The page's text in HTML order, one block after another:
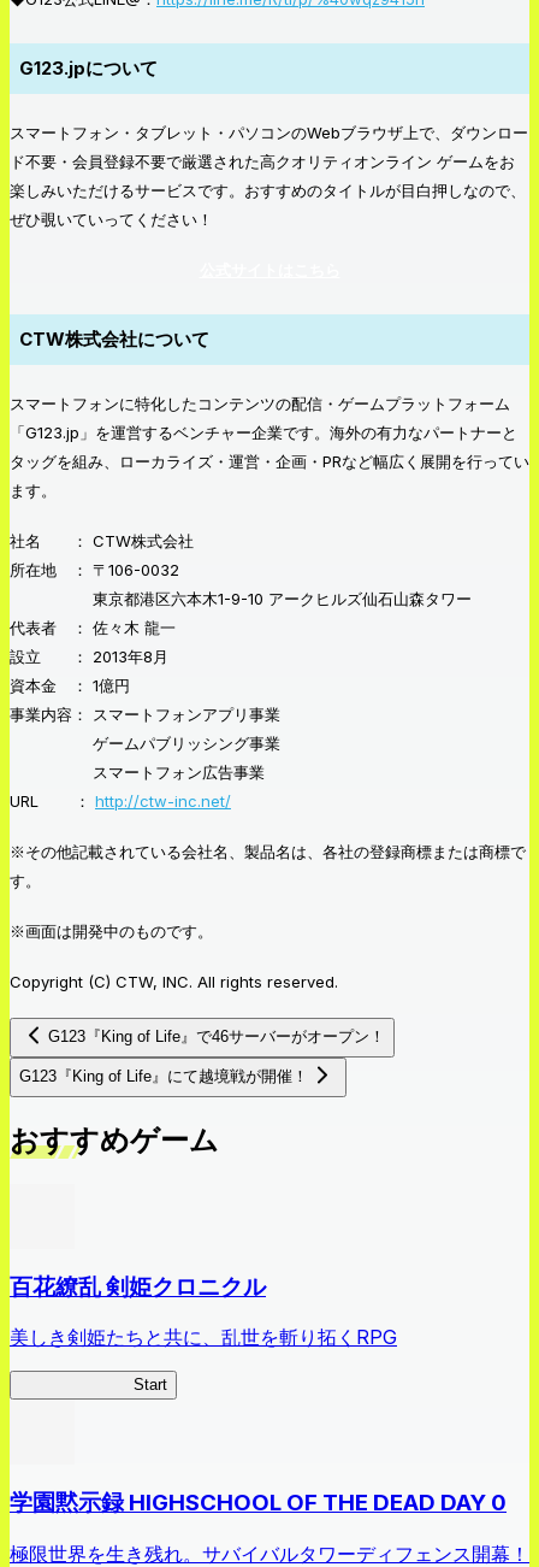
G123.jpについて
スマートフォン・タブレット・パソコンのWebブラウザ上で、ダウンロー
ド不要・会員登録不要で厳選された高クオリティオンライン ゲームをお
楽しみいただけるサービスです。おすすめのタイトルが目白押しなので、
ぜひ覗いていってください！
CTW株式会社について
スマートフォンに特化したコンテンツの配信・ゲームプラットフォーム
「G123.jp」を運営するベンチャー企業です。海外の有力なパートナーと
タッグを組み、ローカライズ・運営・企画・PRなど幅広く展開を行ってい
ます。
社名 ： CTW株式会社
所在地 ： 〒106-0032
東京都港区六本木1-9-10 アークヒルズ仙石山森タワー
代表者 ： 佐々木 龍一
設立 ： 2013年8月
資本金 ： 1億円
事業内容： スマートフォンアプリ事業
ゲームパブリッシング事業
スマートフォン広告事業
URL ： http://ctw-inc.net/
※その他記載されている会社名、製品名は、各社の登録商標または商標で
す。
※画面は開発中のものです。
Copyright (C) CTW, INC. All rights reserved.
G123『King of Life』で46サーバーがオープン！
G123『King of Life』にて越境戦が開催！
おすすめゲーム
百花繚乱 剣姫クロニクル
美しき剣姫たちと共に、乱世を斬り拓くRPG
Start
学園黙示録 HIGHSCHOOL OF THE DEAD DAY 0
極限世界を生き残れ。サバイバルタワーディフェンス開幕！